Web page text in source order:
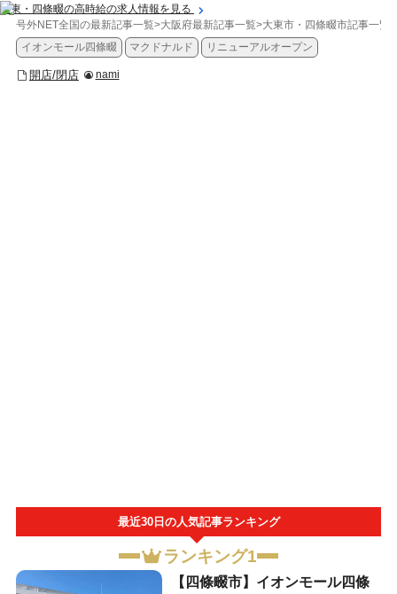
大東・四條畷の高時給の求人情報を見る
号外NET全国の最新記事一覧>大阪府最新記事一覧>大東市・四條畷市記事一覧
イオンモール四條畷
マクドナルド リニューアルオープン
開店/閉店 nami
最近30日の人気記事ランキング
ランキング1
【四條畷市】イオンモール四條